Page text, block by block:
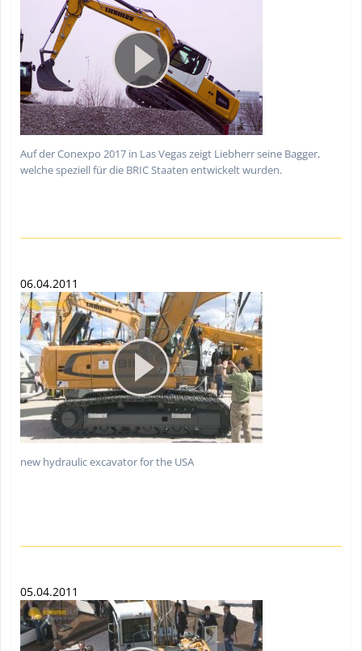
Auf der Conexpo 2017 in Las Vegas zeigt Liebherr seine Bagger,
welche speziell für die BRIC Staaten entwickelt wurden.
06.04.2011
new hydraulic excavator for the USA
05.04.2011